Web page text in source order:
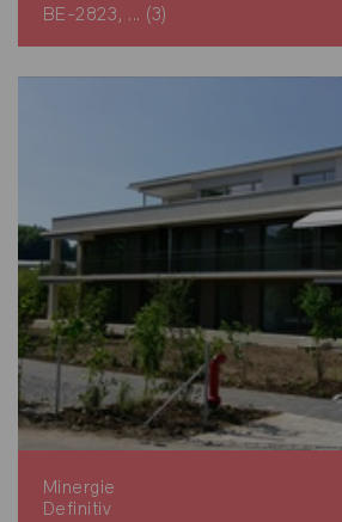
BE-2823, ... (3)
Minergie
Definitiv